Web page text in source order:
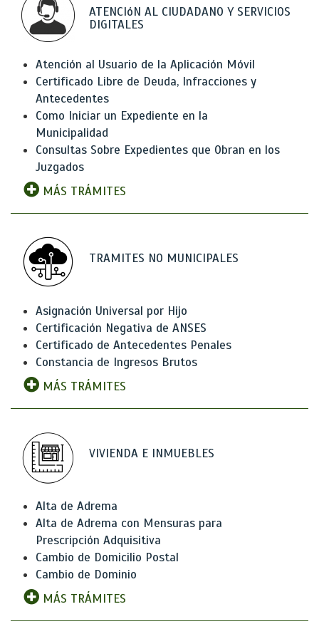
ATENCIóN AL CIUDADANO Y SERVICIOS
DIGITALES
Atención al Usuario de la Aplicación Móvil
Certificado Libre de Deuda, Infracciones y
Antecedentes
Como Iniciar un Expediente en la
Municipalidad
Consultas Sobre Expedientes que Obran en los
Juzgados
MÁS TRÁMITES
TRAMITES NO MUNICIPALES
Asignación Universal por Hijo
Certificación Negativa de ANSES
Certificado de Antecedentes Penales
Constancia de Ingresos Brutos
MÁS TRÁMITES
VIVIENDA E INMUEBLES
Alta de Adrema
Alta de Adrema con Mensuras para
Prescripción Adquisitiva
Cambio de Domicilio Postal
Cambio de Dominio
MÁS TRÁMITES